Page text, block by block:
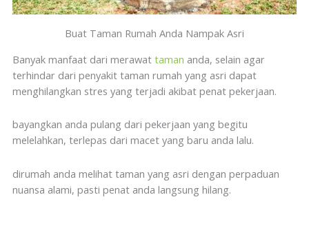
Buat Taman Rumah Anda Nampak Asri
Banyak manfaat dari merawat taman anda, selain agar
terhindar dari penyakit taman rumah yang asri dapat
menghilangkan stres yang terjadi akibat penat pekerjaan.
bayangkan anda pulang dari pekerjaan yang begitu
melelahkan, terlepas dari macet yang baru anda lalu.
dirumah anda melihat taman yang asri dengan perpaduan
nuansa alami, pasti penat anda langsung hilang.